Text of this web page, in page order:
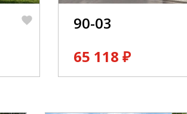
90-03
65 118 ₽